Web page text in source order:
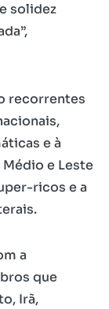
solidez
recorrentes
e à
e Leste
ricos e a
a
que
Irã,